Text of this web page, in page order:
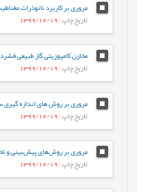
تاریخ چاپ: 1399/12/19
مخازن کامپوزیتی گاز طبیعی فشرده
تاریخ چاپ: 1399/12/19
تاریخ چاپ: 1399/12/19
تاریخ چاپ: 1399/12/19